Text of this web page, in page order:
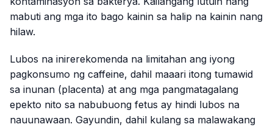
mabuti ang mga ito bago kainin sa halip na kainin nang
hilaw.
Lubos na inirerekomenda na limitahan ang iyong
pagkonsumo ng caffeine, dahil maaari itong tumawid
sa inunan (placenta) at ang mga pangmatagalang
epekto nito sa nabubuong fetus ay hindi lubos na
nauunawaan. Gayundin, dahil kulang sa malawakang